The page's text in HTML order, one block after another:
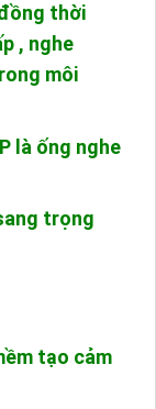
thời
, nghe
môi
là ống nghe
trọng
tạo cảm